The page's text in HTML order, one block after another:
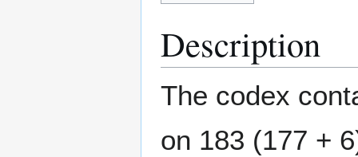
Description
The codex
on 183 (177 +